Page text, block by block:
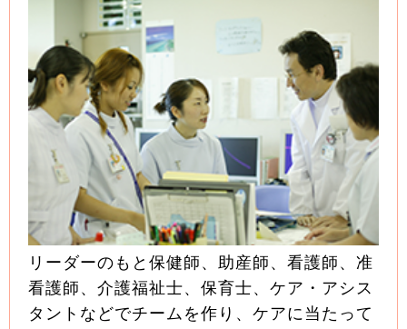
リーダーのもと保健師、助産師、看護師、准
看護師、介護福祉士、保育士、ケア・アシス
タントなどでチームを作り、ケアに当たって